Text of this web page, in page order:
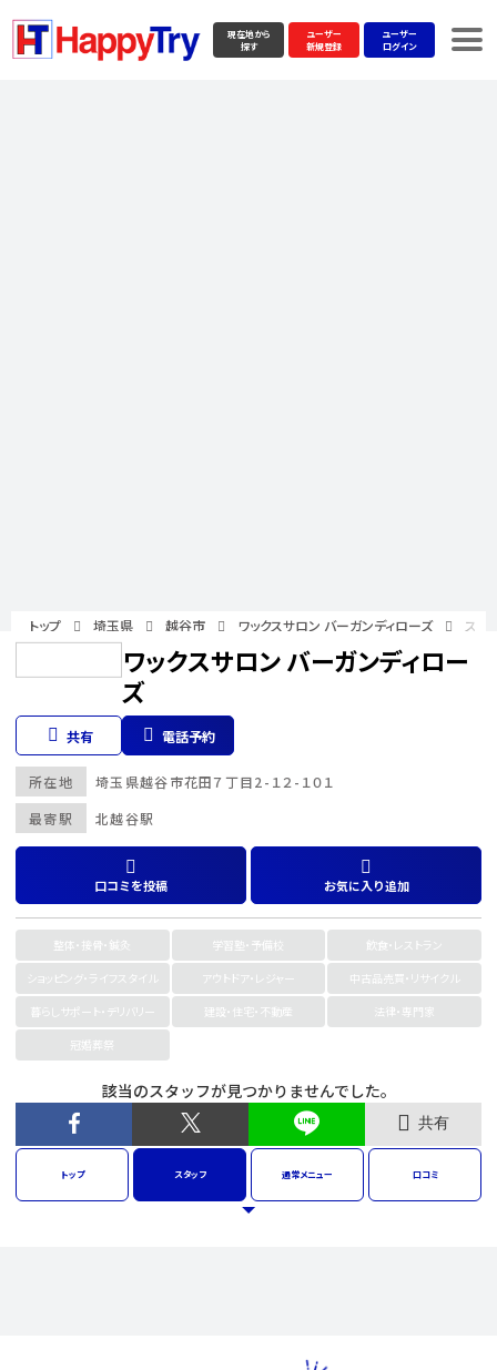
現在地から
探す
ユーザー
新規登録
ユーザー
ログイン
トップ 埼玉県 越谷市 ワックスサロン バーガンディローズ スタ
ワックスサロン バーガンディロー
ズ
共有 電話予約
最寄駅 北越谷駅
所在地 埼玉県越谷市花田７丁目2-１２-１０１
口コミを投稿 お気に入り追加
整体・接骨・鍼灸 学習塾・予備校
飲食・レストラン
ショッピング・ライフスタイル
アウトドア・レジャー
中古品売買・リサイクル
暮らしサポート・デリバリー
建設・住宅・不動産
法律・専門家
冠婚葬祭
該当のスタッフが見つかりませんでした。
共有
トップ スタッフ 通常メニュー 口コミ